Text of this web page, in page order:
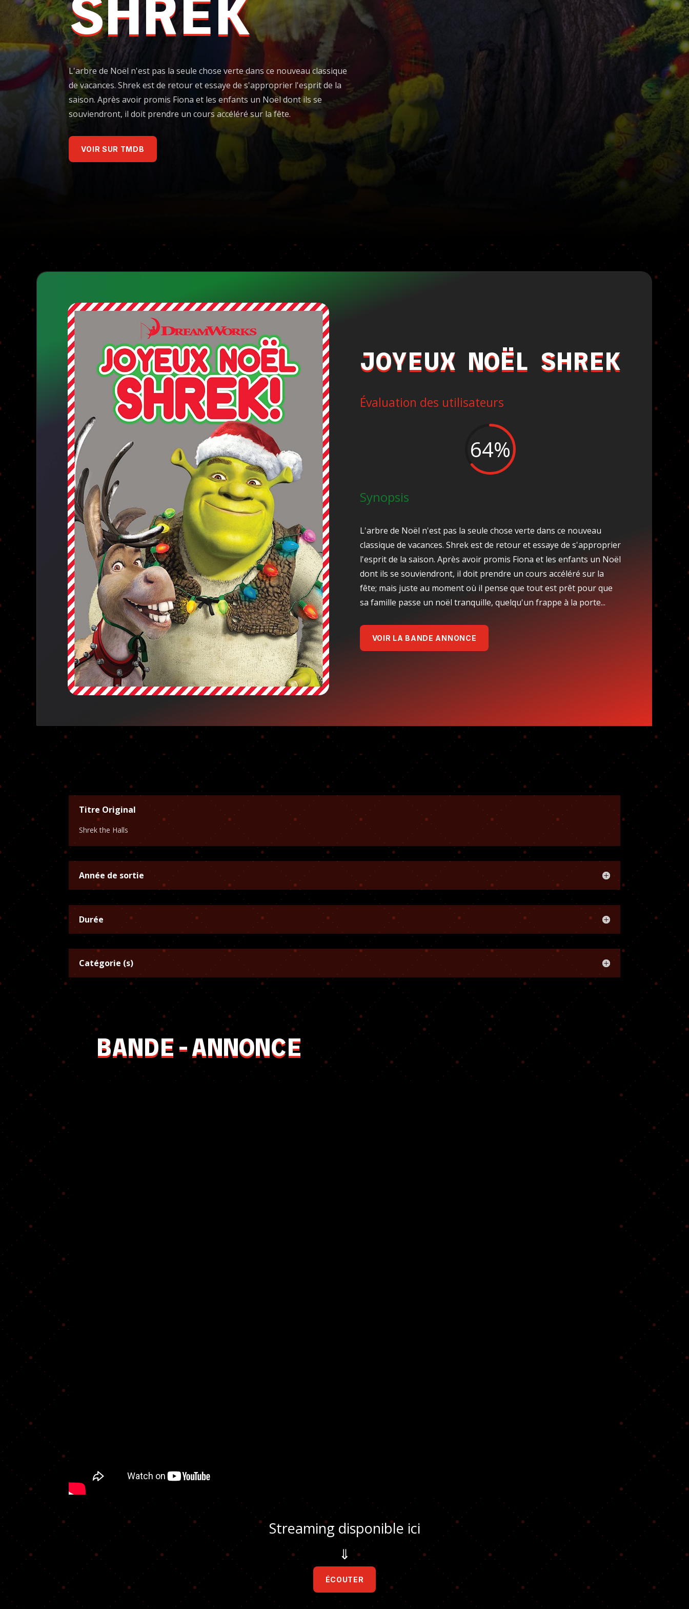
SHREK
L'arbre de Noël n'est pas la seule chose verte dans ce nouveau classique
de vacances. Shrek est de retour et essaye de s'approprier l'esprit de la
saison. Après avoir promis Fiona et les enfants un Noël dont ils se
souviendront, il doit prendre un cours accéléré sur la fête.
VOIR SUR TMDB
JOYEUX NOËL SHREK
Évaluation des utilisateurs
64%
Synopsis
L'arbre de Noël n'est pas la seule chose verte dans ce nouveau
classique de vacances. Shrek est de retour et essaye de s'approprier
l'esprit de la saison. Après avoir promis Fiona et les enfants un Noël
dont ils se souviendront, il doit prendre un cours accéléré sur la
fête; mais juste au moment où il pense que tout est prêt pour que
sa famille passe un noël tranquille, quelqu'un frappe à la porte...
VOIR LA BANDE ANNONCE
Titre Original
Shrek the Halls
Année de sortie
Durée
Catégorie (s)
BANDE-ANNONCE
Streaming disponible ici
⇓
ÉCOUTER